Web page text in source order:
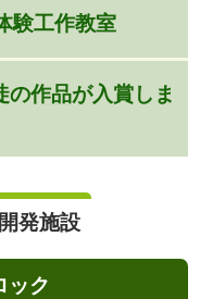
験工作教室
の作品が入賞しま
発施設
ック